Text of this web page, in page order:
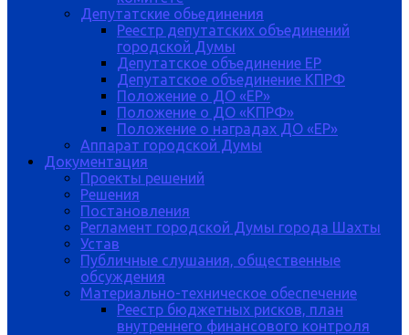
Депутатские обьединения
Реестр депутатских объединений
городской Думы
Депутатское объединение ЕР
Депутатское объединение КПРФ
Положение о ДО «ЕР»
Положение о ДО «КПРФ»
Положение о наградах ДО «ЕР»
Аппарат городской Думы
Документация
Проекты решений
Решения
Постановления
Регламент городской Думы города Шахты
Устав
Публичные слушания, общественные
обсуждения
Материально-техническое обеспечение
Реестр бюджетных рисков, план
внутреннего финансового контроля